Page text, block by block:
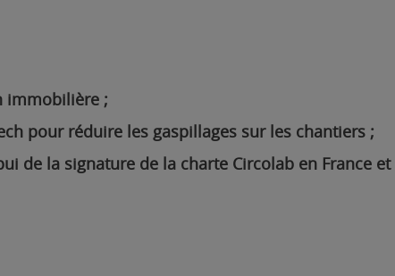
immobilière ;
pour réduire les gaspillages sur les chantiers ;
de la signature de la charte Circolab en France